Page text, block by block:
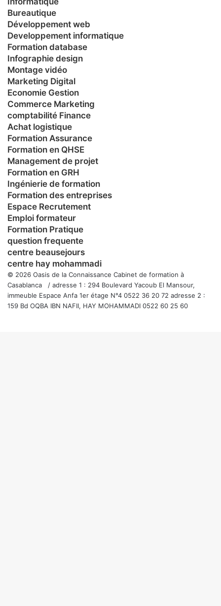
Bureautique
Développement web
Developpement informatique
Formation database
Infographie design
Montage vidéo
Marketing Digital
Economie Gestion
Commerce Marketing
comptabilité Finance
Achat logistique
Formation Assurance
Formation en QHSE
Management de projet
Formation en GRH
Ingénierie de formation
Formation des entreprises
Espace Recrutement
Emploi formateur
Formation Pratique
question frequente
centre beausejours
centre hay mohammadi
© 2026 Oasis de la Connaissance Cabinet de formation à
Casablanca / adresse 1 : 294 Boulevard Yacoub El Mansour,
immeuble Espace Anfa 1er étage N°4 0522 36 20 72 adresse 2 :
159 Bd OQBA IBN NAFII, HAY MOHAMMADI 0522 60 25 60